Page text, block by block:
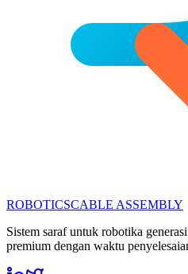
ROBOTICSCABLE ASSEMBLY
Sistem saraf untuk robotika
premium dengan waktu